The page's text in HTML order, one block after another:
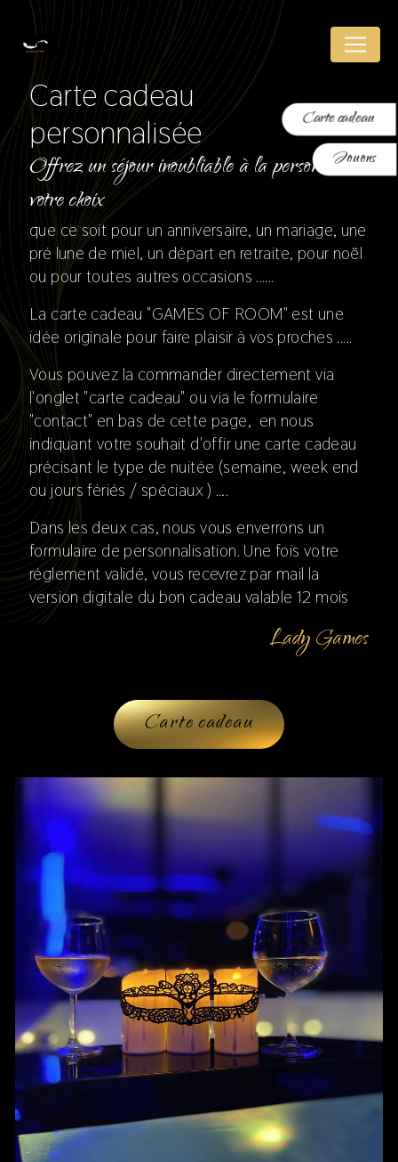
Jouons
Carte cadeau
Carte cadeau
personnalisée
Offrez un séjour inoubliable à la personne de
votre choix
que ce soit pour un anniversaire, un mariage, une
pré lune de miel, un départ en retraite, pour noël
ou pour toutes autres occasions ......
La carte cadeau "GAMES OF ROOM" est une
idée originale pour faire plaisir à vos proches .....
Vous pouvez la commander directement via
l'onglet "carte cadeau" ou via le formulaire
"contact" en bas de cette page, en nous
indiquant votre souhait d'offir une carte cadeau
précisant le type de nuitée (semaine, week end
ou jours fériés / spéciaux ) ….
Dans les deux cas, nous vous enverrons un
formulaire de personnalisation. Une fois votre
réglement validé, vous recevrez par mail la
version digitale du bon cadeau valable 12 mois
Lady Games
Carte cadeau